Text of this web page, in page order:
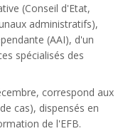
(Conseil d'Etat,
administratifs),
(AAI), d'un
spécialisés des
correspond aux
cas), dispensés en
de l'EFB.